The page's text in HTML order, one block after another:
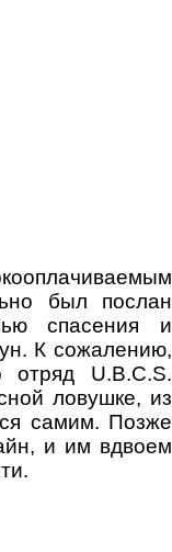
был послан
спасения и
К сожалению,
U.B.C.S.
ловушке, из
самим. Позже
и им вдвоем